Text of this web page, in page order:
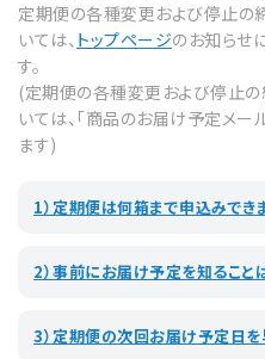
定期便の各種変更および停止の
いては、 トップページのお知らせ
す。
(定期便の各種変更および停止
いては、「商品のお届け予定メー
ます)
1）定期便は何箱まで申込みでき
2）事前にお届け予定を知ること
3）定期便の次回お届け予定日を